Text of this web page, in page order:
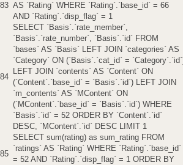
83 AS `Rating` WHERE `Rating`.`base_id` = 66
AND `Rating`.`disp_flag` = 1
84
SELECT `Basis`.`rate_member`,
`Basis`.`rate_number`, `Basis`.`id` FROM
`bases` AS `Basis` LEFT JOIN `categories` AS
`Category` ON (`Basis`.`cat_id` =
LEFT JOIN `contents` AS `Content` ON
(`Content`.`base_id` = `Basis`.`id`) LEFT JOIN
`m_contents` AS `MContent` ON
(`MContent`.`base_id` = `Basis`.`id`) WHERE
`Basis`.`id` = 52 ORDER BY `Content`.`id`
DESC, `MContent`.`id` DESC LIMIT 1
85
SELECT sum(rating) as sum_rating FROM
`ratings` AS `Rating` WHERE `Rating`.`base_id`
= 52 AND `Rating`.`disp_flag` = 1 ORDER BY